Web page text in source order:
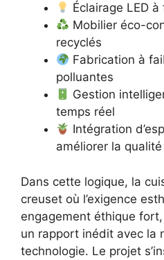
Éclairage LED
Mobilier éco-
recyclés
Fabrication à
polluantes
Gestion
temps réel
Intégration
améliorer la qualité
Dans cette logique, la
creuset où l’exigence
engagement éthique
un rapport inédit avec la
technologie. Le projet